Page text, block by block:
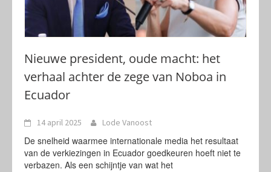
Nieuwe president, oude macht: het
verhaal achter de zege van Noboa in
Ecuador
14 april 2025 Lode Vanoost
De snelheid waarmee internationale media het resultaat
van de verkiezingen in Ecuador goedkeuren hoeft niet te
verbazen. Als een schijntje van wat het